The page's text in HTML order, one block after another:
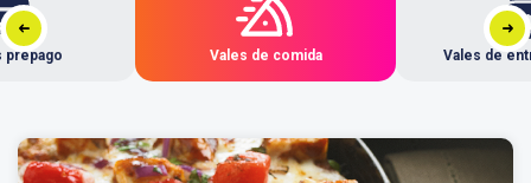
prepago Vales de comida Vales de